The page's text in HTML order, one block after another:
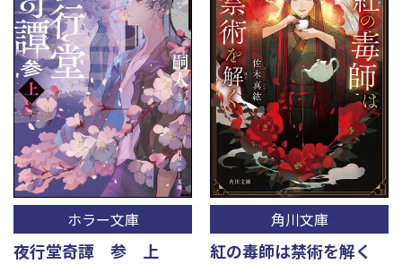
ホラー文庫
夜行堂奇譚 参 上
角川文庫
紅の毒師は禁術を解く